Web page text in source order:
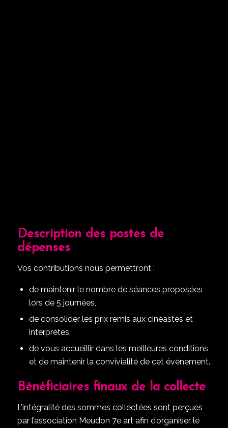
Description des postes de
dépenses
Vos contributions nous permettront :
de maintenir le nombre de séances proposées
lors de 5 journées,
de consolider les prix remis aux cinéastes et
interprètes,
de vous accueillir dans les meilleures conditions
et de maintenir la convivialité de cet événement.
Bénéficiaires finaux de la collecte
L’intégralité des sommes collectées sont perçues
par l’association Meudon 7e art afin d’organiser le